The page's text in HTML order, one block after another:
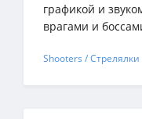
графикой и
врагами и
Shooters / Стрелялки